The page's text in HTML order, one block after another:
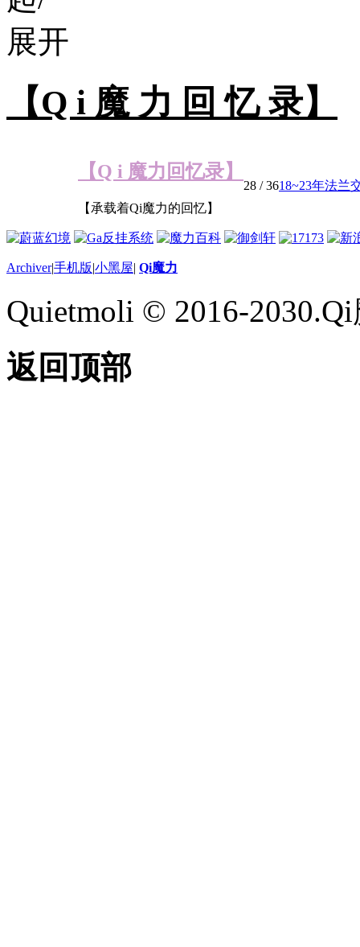
【Q i 魔 力 回 忆 录】
【Q i 魔力回忆录】
【承载着Qi魔力的回忆】
28 / 3618~23年法兰
Archiver|手机版|小黑屋| Qi魔力
Quietmoli © 2016-
返回顶部